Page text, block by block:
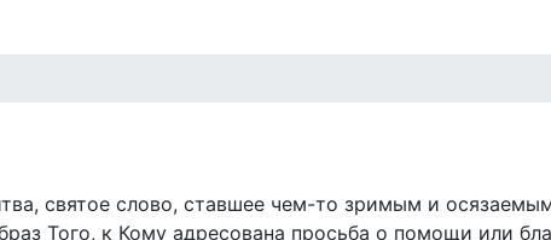
святое слово, ставшее чем-то зримым и
Того, к Кому адресована просьба о помощи или